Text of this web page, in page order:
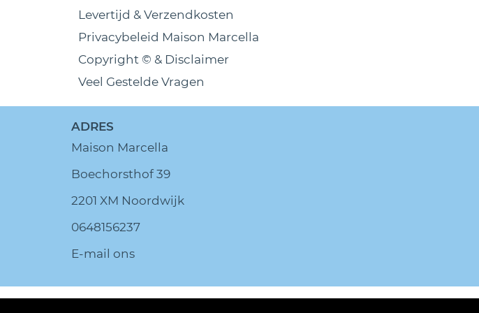
Levertijd & Verzendkosten
Privacybeleid Maison Marcella
Copyright © & Disclaimer
Veel Gestelde Vragen
ADRES
Maison Marcella
Boechorsthof 39
2201 XM Noordwijk
0648156237
E-mail ons